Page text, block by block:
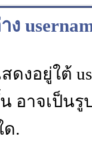
ดงอยู่ใต้
อาจเป็น
ด.